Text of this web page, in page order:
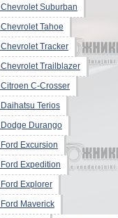
Chevrolet Suburban
Chevrolet Tahoe
Chevrolet Tracker
Chevrolet Trailblazer
Citroen C-Crosser
Daihatsu Terios
Dodge Durango
Ford Excursion
Ford Expedition
Ford Explorer
Ford Maverick